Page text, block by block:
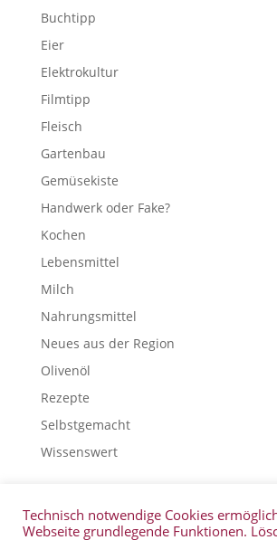
Buchtipp
Eier
Elektrokultur
Filmtipp
Fleisch
Gartenbau
Gemüsekiste
Handwerk oder Fake?
Kochen
Lebensmittel
Milch
Nahrungsmittel
Neues aus der Region
Olivenöl
Rezepte
Selbstgemacht
Wissenswert
Technisch notwendige Cookies
Webseite grundlegende Funktionen.